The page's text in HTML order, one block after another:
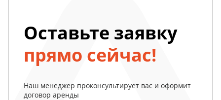
Оставьте заявку
прямо сейчас!
Наш менеджер проконсультирует вас и оформит
договор аренды